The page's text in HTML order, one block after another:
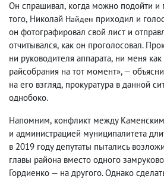
Он спрашивал, когда можно подойти и
того, Николай Найден приходил и
он фотографировал свой лист и
отчитывался, как он проголосовал.
ни руководителя аппарата, ни меня как
райсобрания на тот момент», —
на его взгляд, прокуратура в данной
однобоко.
Напомним, конфликт между
и администрацией муниципалитета
в 2019 году депутаты пытались
главы района вместо одного
Гордиенко — на другого. Однако